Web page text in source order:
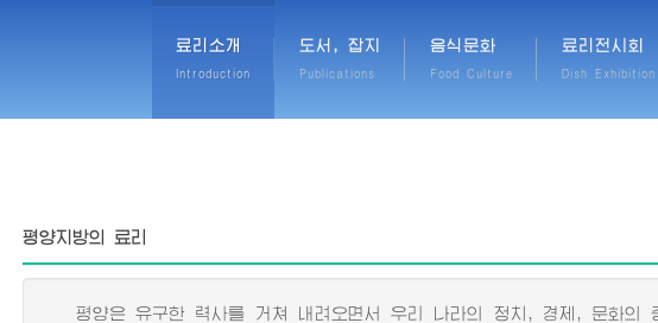
료리소개
Introduction
도서, 잡지
Publications
음식문화
Food Culture
료리전시회
Dish Exhibition
평양지방의 료리
평양은 유구한 력사를 거쳐 내려오면서 우리 나라의 정치, 경제, 문화의 중